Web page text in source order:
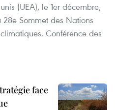
(UEA), le 1er décembre,
Sommet des Nations
Conférence des
face